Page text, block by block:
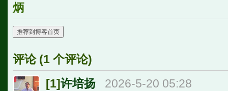
炳
推荐到博客首页
评论 (1 个评论)
[1]许培扬
2026-5-20 05:28